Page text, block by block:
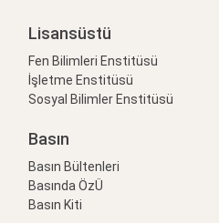
Lisansüstü
Fen Bilimleri Enstitüsü
İşletme Enstitüsü
Sosyal Bilimler Enstitüsü
Basın
Basın Bültenleri
Basında ÖzÜ
Basın Kiti